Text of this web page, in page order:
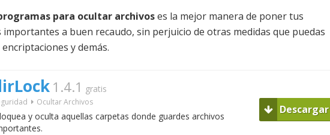
para ocultar archivoses la mejor manera de poner tus
a buen recaudo, sin perjuicio de otras medidas que puedas
y demás.
1.4.1 gratis
Ocultar Archivos
y oculta aquellas carpetas donde guardes archivos
Descargar